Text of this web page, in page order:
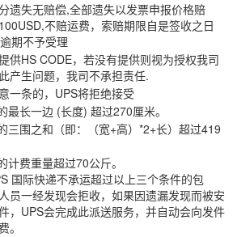
遗失无赔偿,全部遗失以发票申报价格赔
不赔运费，索赔期限自是签收之日
期不予受理
供HS CODE，若没有提供则视为授权我司
产生问题，我司不承担责任.
一条的，UPS将拒绝接受
最长一边 (长度) 超过270厘米。
三围之和（即：（宽+高）*2+长）超过419
计费重量超过70公斤。
国际快递不承运超过以上三个条件的包
员一经发现会拒收，如果因遗漏发现而被安
，UPS会完成此派送服务，并自动会向发件
。